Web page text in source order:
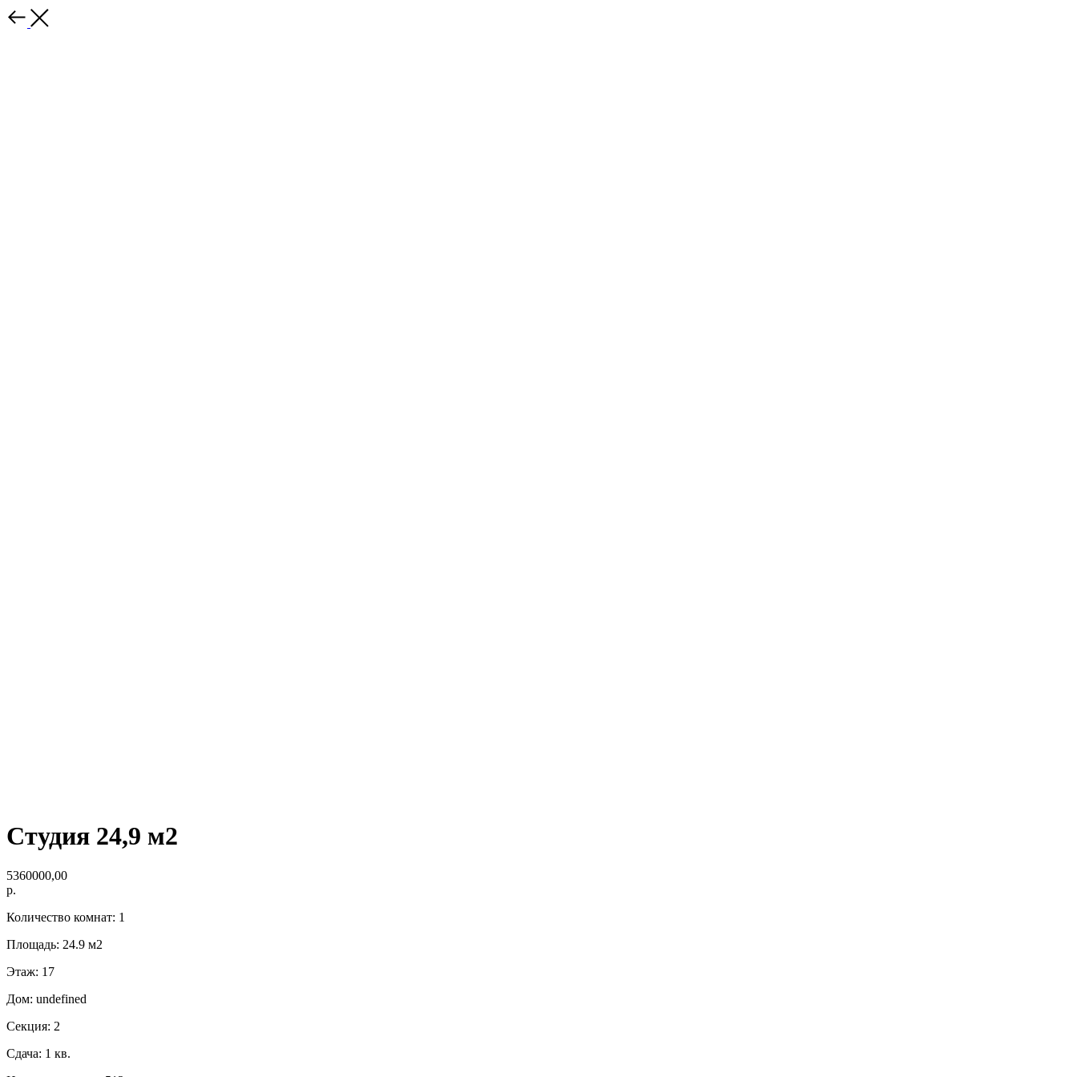
Студия 24,9 м2
5360000,00
р.
Количество комнат: 1
Площадь: 24.9 м2
Этаж: 17
Дом: undefined
Секция: 2
Сдача: 1 кв.